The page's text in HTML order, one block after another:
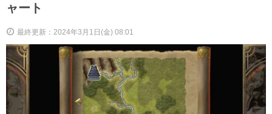
ャート
最終更新：2024年3月1日(金) 08:01